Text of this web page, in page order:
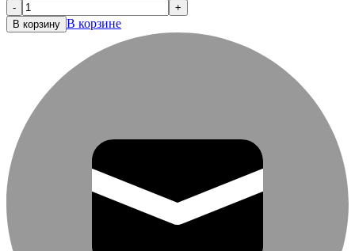
-
+
В корзину В корзине